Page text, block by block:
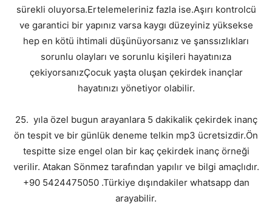
sürekli oluyorsa.Ertelemeleriniz fazla ise.Aşırı kontrolcü
ve garantici bir yapınız varsa kaygı düzeyiniz yüksekse
hep en kötü ihtimali düşünüyorsanız ve şanssızlıkları
sorunlu olayları ve sorunlu kişileri hayatınıza
çekiyorsanızÇocuk yaşta oluşan çekirdek inançlar
hayatınızı yönetiyor olabilir.
25. yıla özel bugun arayanlara 5 dakikalik çekirdek inanç
ön tespit ve bir günlük deneme telkin mp3 ücretsizdir.Ön
tespitte size engel olan bir kaç çekirdek inanç örneği
verilir. Atakan Sönmez tarafından yapılır ve bilgi amaçlıdır.
+90 5424475050 .Türkiye dışındakiler whatsapp dan
arayabilir.